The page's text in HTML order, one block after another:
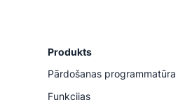
Produkts
Pārdošanas programmatūra
Funkcijas